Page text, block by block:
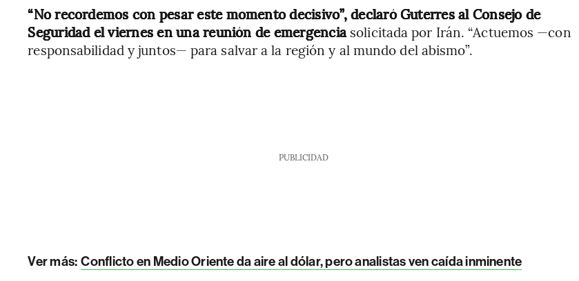
“No recordemos con pesar este momento decisivo”, declaró Guterres al Consejo de
Seguridad el viernes en una reunión de emergenciasolicitada por Irán. “Actuemos —con
responsabilidad y juntos— para salvar a la región y al mundo del abismo”.
PUBLICIDAD
Ver más: Conflicto en Medio Oriente da aire al dólar, pero analistas ven caída inminente